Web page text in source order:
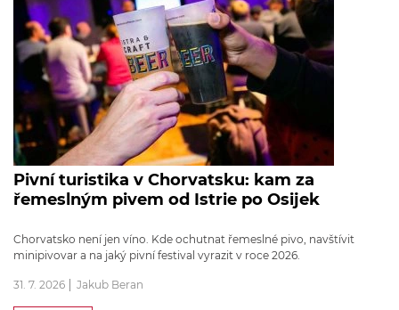
Pivní turistika v Chorvatsku: kam za
řemeslným pivem od Istrie po Osijek
Chorvatsko není jen víno. Kde ochutnat řemeslné pivo, navštívit
minipivovar a na jaký pivní festival vyrazit v roce 2026.
31. 7. 2026 Jakub Beran